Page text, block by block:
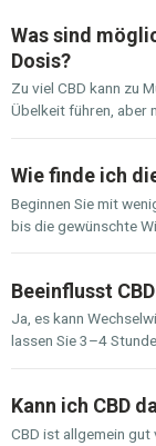
Was sind
Dosis?
Zu viel CBD kann zu
Übelkeit führen, aber
Wie finde ich
Beginnen Sie mit
bis die gewünschte
Beeinflusst
Ja, es kann
lassen Sie 3–4
Kann ich CBD
CBD ist allgemein